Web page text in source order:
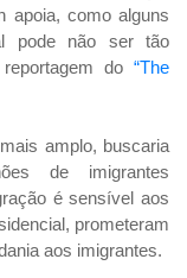
apoia, como alguns
pode não ser tão
do “The
amplo, buscaria
de imigrantes
é sensível aos
prometeram
aos imigrantes.